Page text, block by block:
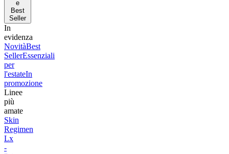
e
Best
Seller
In
evidenza
NovitàBest
SellerEssenziali
per
l'estateIn
promozione
Linee
più
amate
Skin
Regimen
Lx
-